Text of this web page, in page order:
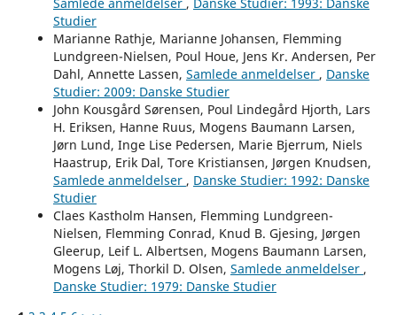
Studier
Marianne Rathje, Marianne Johansen, Flemming
Lundgreen-Nielsen, Poul Houe, Jens Kr. Andersen, Per
Dahl, Annette Lassen, Samlede anmeldelser , Danske
Studier: 2009: Danske Studier
John Kousgård Sørensen, Poul Lindegård Hjorth, Lars
H. Eriksen, Hanne Ruus, Mogens Baumann Larsen,
Jørn Lund, Inge Lise Pedersen, Marie Bjerrum, Niels
Haastrup, Erik Dal, Tore Kristiansen, Jørgen Knudsen,
Samlede anmeldelser , Danske Studier: 1992: Danske
Studier
Claes Kastholm Hansen, Flemming Lundgreen-
Nielsen, Flemming Conrad, Knud B. Gjesing, Jørgen
Gleerup, Leif L. Albertsen, Mogens Baumann Larsen,
Mogens Løj, Thorkil D. Olsen, Samlede anmeldelser ,
Danske Studier: 1979: Danske Studier